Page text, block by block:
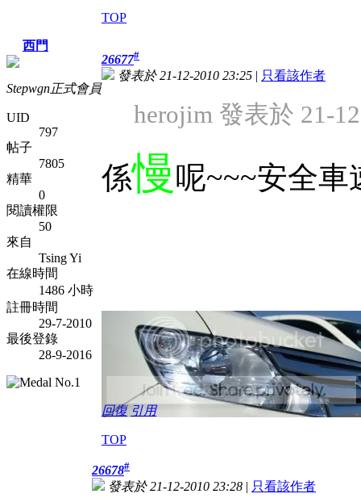
TOP
西門
Stepwgn正式會員
UID
797
帖子
7805
精華
0
閱讀權限
50
來自
Tsing Yi
在線時間
1486 小時
註冊時間
29-7-2010
最後登錄
28-9-2016
26677#
發表於 21-12-2010 23:25 | 只看該作者
herojim 發表於 21-
係慢呢~~~安全車
回復 引用
TOP
26678#
發表於 21-12-2010 23:28 | 只看該作者